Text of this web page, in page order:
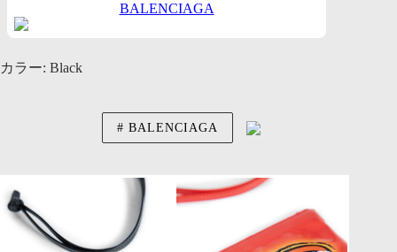
BALENCIAGA
カラー: Black
BALENCIAGA